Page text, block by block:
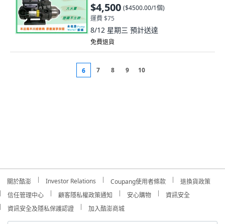
$4,500 ($4500.00/1個)
運費 $75
8/12 星期三 預計送達
免費退貨
6 7 8 9 10
關於酷澎 Investor Relations Coupang使用者條款
退換貨政策
信任管理中心
顧客隱私權政策通知 安心購物
資訊安全
資訊安全及隱私保護認證
加入酷澎商城